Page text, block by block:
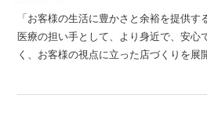
「お客様の生活に豊かさと余裕を提供
医療の担い手として、より身近で、安心
く、お客様の視点に立った店づくりを展